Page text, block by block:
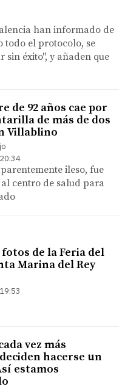
han informado de
todo el protocolo, se
éxito", y añaden que
de 92 años cae por
de más de dos
Villablino
ileso, fue
centro de salud para
fotos de la Feria del
Marina del Rey
vez más
hacerse un
estamos